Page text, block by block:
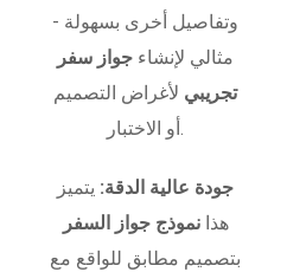
وتفاصيل أخرى بسهولة -
مثالي لإنشاء جواز سفر
تجريبي لأغراض التصميم
أو الاختبار.
جودة عالية الدقة: يتميز
هذانموذج جواز السفر
بتصميم مطابق للواقع مع